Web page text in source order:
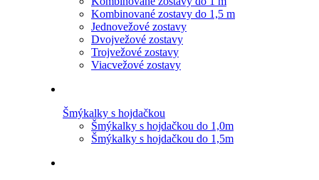
Kombinované zostavy do 1,5 m
Jednovežové zostavy
Dvojvežové zostavy
Trojvežové zostavy
Viacvežové zostavy
Šmýkalky s hojdačkou
Šmýkalky s hojdačkou do 1,0m
Šmýkalky s hojdačkou do 1,5m